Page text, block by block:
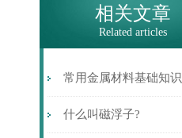
相关文章
Related articles
常用金属材料基础知识
什么叫磁浮子?